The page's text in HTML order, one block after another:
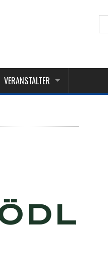
VERANSTALTER